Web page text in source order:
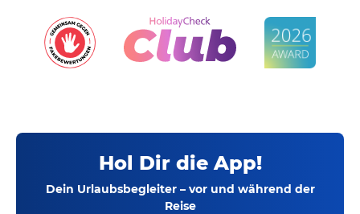
Hol Dir die App!
Dein Urlaubsbegleiter – vor und während der
Reise